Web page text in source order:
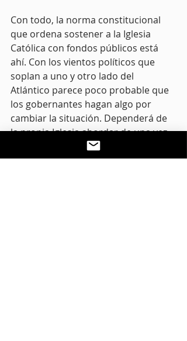
Con todo, la norma constitucional
que ordena sostener a la Iglesia
Católica con fondos públicos está
ahí. Con los vientos políticos que
soplan a uno y otro lado del
Atlántico parece poco probable que
los gobernantes hagan algo por
cambiar la situación. Dependerá de
la propia Iglesia abordar de una vez
por todas y seriamente este tema,
autofinanciarse como hacen todas